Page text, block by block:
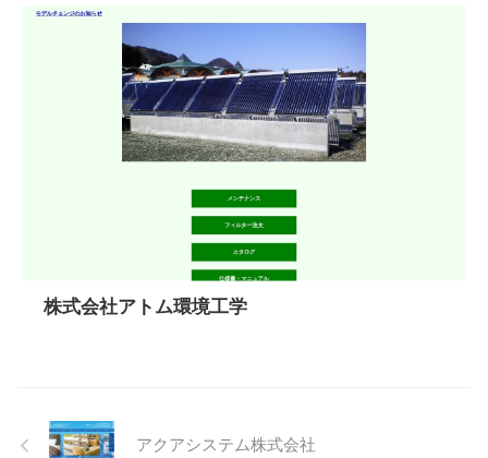
株式会社アトム環境工学
アクアシステム株式会社